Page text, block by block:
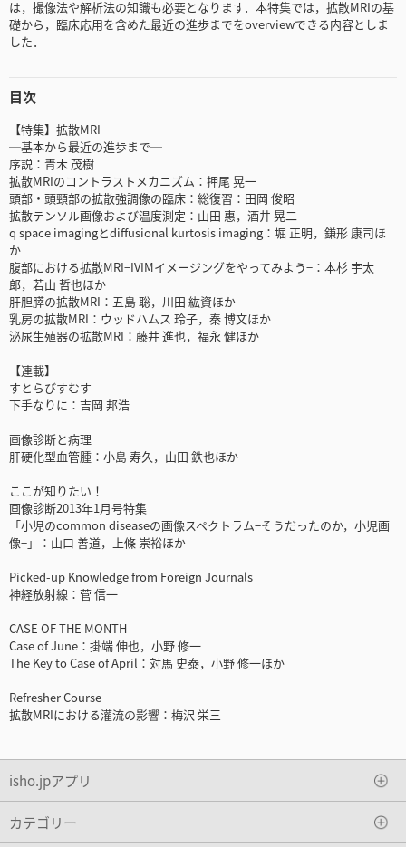
は，撮像法や解析法の知識も必要となります．本特集では，拡散MRIの基
礎から，臨床応用を含めた最近の進歩までをoverviewできる内容としま
した．
目次
【特集】拡散MRI
─基本から最近の進歩まで─
序説：青木 茂樹
拡散MRIのコントラストメカニズム：押尾 晃一
頭部・頭頸部の拡散強調像の臨床：総復習：田岡 俊昭
拡散テンソル画像および温度測定：山田 惠，酒井 晃二
q space imagingとdiffusional kurtosis imaging：堀 正明，鎌形 康司ほ
か
腹部における拡散MRI−IVIMイメージングをやってみよう−：本杉 宇太
郎，若山 哲也ほか
肝胆膵の拡散MRI：五島 聡，川田 紘資ほか
乳房の拡散MRI：ウッドハムス 玲子，秦 博文ほか
泌尿生殖器の拡散MRI：藤井 進也，福永 健ほか
【連載】
すとらびすむす
下手なりに：吉岡 邦浩
画像診断と病理
肝硬化型血管腫：小島 寿久，山田 鉄也ほか
ここが知りたい！
画像診断2013年1月号特集
「小児のcommon diseaseの画像スペクトラム−そうだったのか，小児画
像−」：山口 善道，上條 崇裕ほか
Picked-up Knowledge from Foreign Journals
神経放射線：菅 信一
CASE OF THE MONTH
Case of June：掛端 伸也，小野 修一
The Key to Case of April：対馬 史泰，小野 修一ほか
Refresher Course
拡散MRIにおける灌流の影響：梅沢 栄三
isho.jpアプリ
カテゴリー